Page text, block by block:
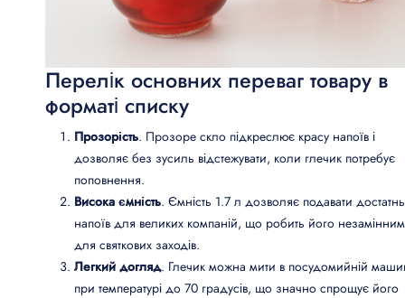
Перелік основних переваг товару в
форматі списку
Прозорість. Прозоре скло підкреслює красу напоїв і
дозволяє без зусиль відстежувати, коли глечик потребує
поповнення.
Висока ємність. Ємність 1.7 л дозволяє подавати
напоїв для великих компаній, що робить його незамінним
для святкових заходів.
Легкий догляд. Глечик можна мити в посудомийній
при температурі до 70 градусів, що значно спрощує його